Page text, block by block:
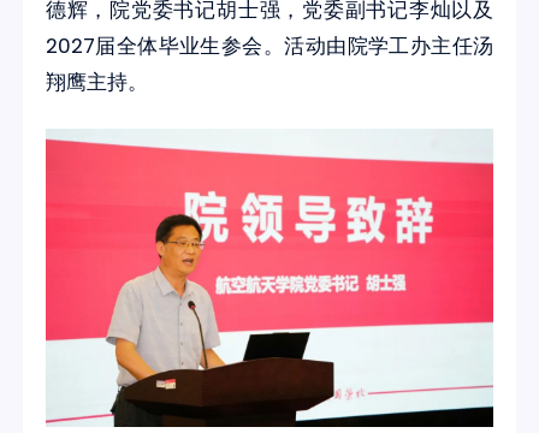
德辉，院党委书记胡士强，党委副书记李灿以及
2027届全体毕业生参会。活动由院学工办主任汤
翔鹰主持。